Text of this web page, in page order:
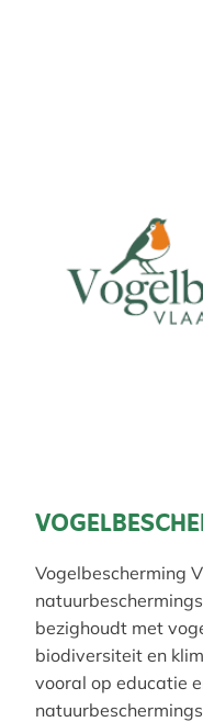
Vogelbescherming
bezighoudt met
biodiversiteit en
vooral op educatie